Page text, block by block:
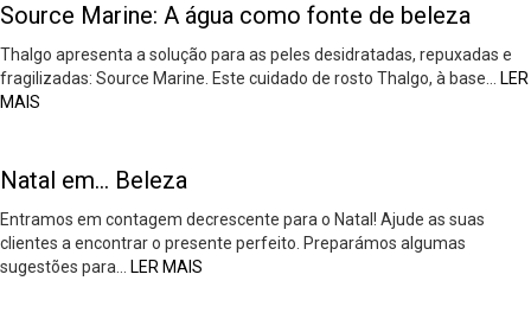
Source Marine: A água como fonte de beleza
Thalgo apresenta a solução para as peles desidratadas, repuxadas e
fragilizadas: Source Marine. Este cuidado de rosto Thalgo, à base…
LER
MAIS
Natal em… Beleza
Entramos em contagem decrescente para o Natal! Ajude as suas
clientes a encontrar o presente perfeito. Preparámos algumas
sugestões para…
LER MAIS